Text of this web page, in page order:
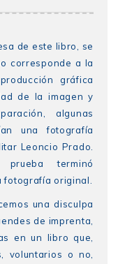
de este libro, se
corresponde a la
gráfica
de la imagen y
algunas
una fotografía
Leoncio Prado.
terminó
original.
una disculpa
de imprenta,
en un libro que,
voluntarios o no,